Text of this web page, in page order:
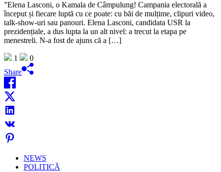
”Elena Lasconi, o Kamala de Câmpulung! Campania electorală a
început și fiecare luptă cu ce poate: cu băi de mulțime, clipuri video,
talk-show-uri sau panouri. Elena Lasconi, candidata USR la
prezidențiale, a dus lupta la un alt nivel: a trecut la etapa pe
menestreli. N-a fost de ajuns că a […]
1
0
Share
NEWS
POLITICĂ